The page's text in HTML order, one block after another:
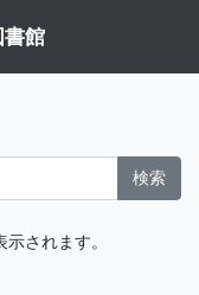
書館
検索
されます。